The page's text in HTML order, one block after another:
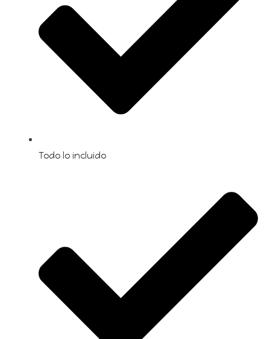
Todo lo incluido